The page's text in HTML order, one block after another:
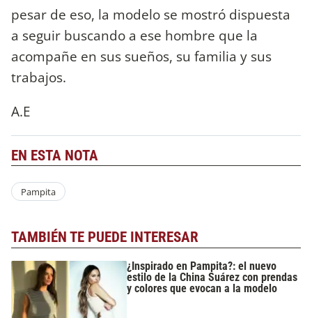
pesar de eso, la modelo se mostró dispuesta
a seguir buscando a ese hombre que la
acompañe en sus sueños, su familia y sus
trabajos.
A.E
EN ESTA NOTA
Pampita
TAMBIÉN TE PUEDE INTERESAR
¿Inspirado en Pampita?: el nuevo
estilo de la China Suárez con prendas
y colores que evocan a la modelo